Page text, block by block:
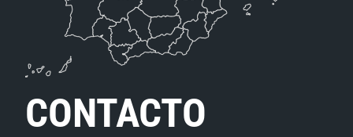
CONTACTO